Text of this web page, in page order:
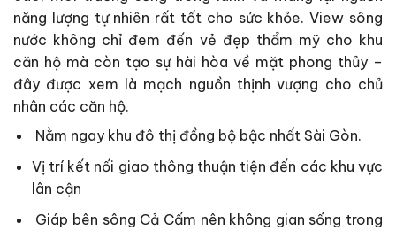
năng lượng tự nhiên rất tốt cho sức khỏe. View sông
nước không chỉ đem đến vẻ đẹp thẩm mỹ cho khu
căn hộ mà còn tạo sự hài hòa về mặt phong thủy –
đây được xem là mạch nguồn thịnh vượng cho chủ
nhân các căn hộ.
Nằm ngay khu đô thị đồng bộ bậc nhất Sài Gòn.
Vị trí kết nối giao thông thuận tiện đến các khu vực
lân cận
Giáp bên sông Cả Cấm nên không gian sống trong